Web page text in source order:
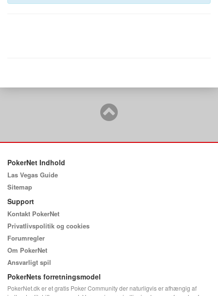
PokerNet Indhold
Las Vegas Guide
Sitemap
Support
Kontakt PokerNet
Privatlivspolitik og cookies
Forumregler
Om PokerNet
Ansvarligt spil
PokerNets forretningsmodel
PokerNet.dk er et gratis Poker Community der naturligvis er afhængig af